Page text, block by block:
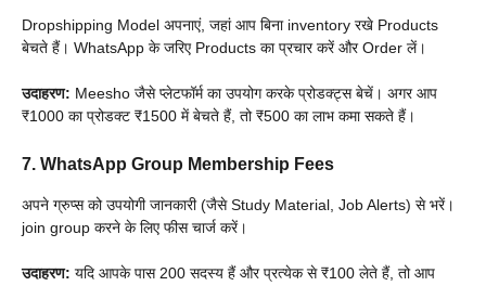
Dropshipping Model अपनाएं, जहां आप बिना inventory रखे Products
बेचते हैं। WhatsApp के जरिए Products का प्रचार करें और Order लें।
उदाहरण: Meesho जैसे प्लेटफॉर्म का उपयोग करके प्रोडक्ट्स बेचें। अगर आप
₹1000 का प्रोडक्ट ₹1500 में बेचते हैं, तो ₹500 का लाभ कमा सकते हैं।
7. WhatsApp Group Membership Fees
अपने ग्रुप्स को उपयोगी जानकारी (जैसे Study Material, Job Alerts) से भरें।
join group करने के लिए फीस चार्ज करें।
उदाहरण: यदि आपके पास 200 सदस्य हैं और प्रत्येक से ₹100 लेते हैं, तो आप